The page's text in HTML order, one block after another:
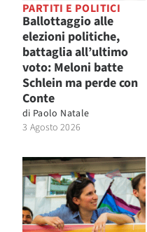
PARTITI E POLITICI
Ballottaggio alle
elezioni politiche,
battaglia all’ultimo
voto: Meloni batte
Schlein ma perde con
Conte
di Paolo Natale
3 Agosto 2026